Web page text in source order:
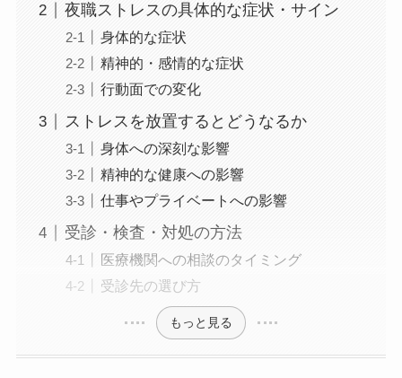
夜職ストレスの具体的な症状・サイン
身体的な症状
精神的・感情的な症状
行動面での変化
ストレスを放置するとどうなるか
身体への深刻な影響
精神的な健康への影響
仕事やプライベートへの影響
受診・検査・対処の方法
医療機関への相談のタイミング
受診先の選び方
もっと見る